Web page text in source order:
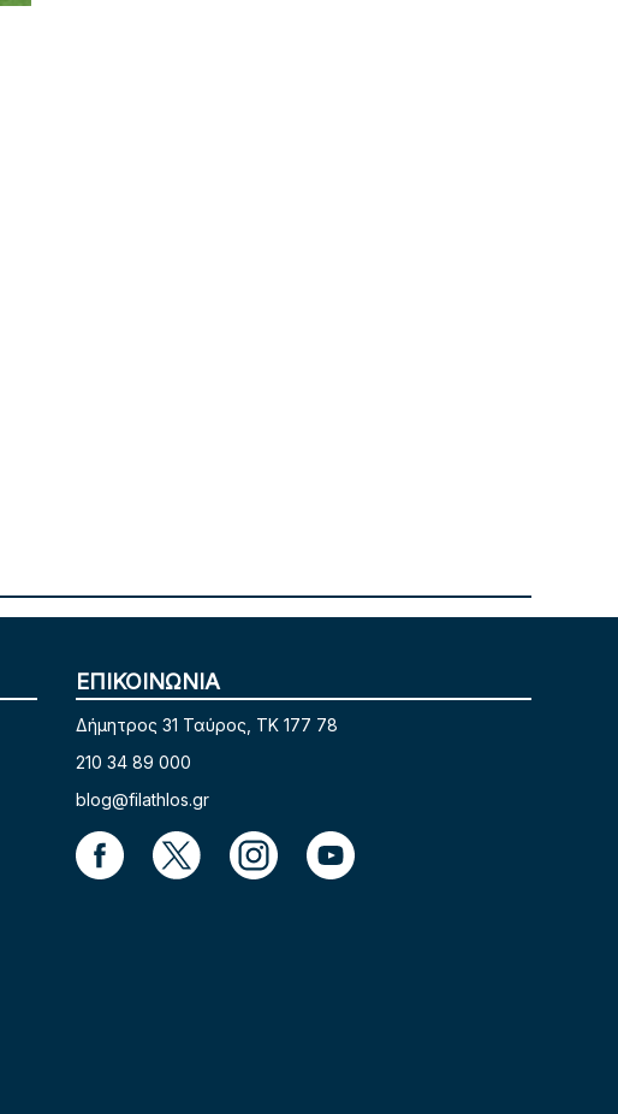
ΕΠΙΚΟΙΝΩΝΙΑ
Δήμητρος 31 Ταύρος, TK 177 78
210 34 89 000
blog@filathlos.gr